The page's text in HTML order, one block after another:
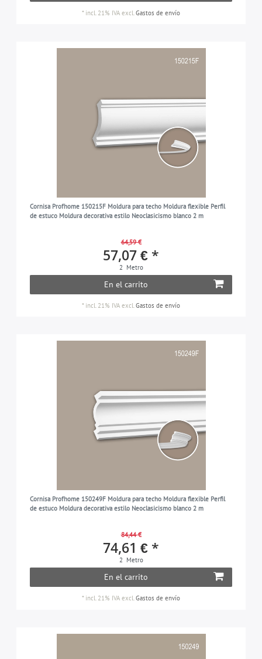
* incl. 21% IVA excl. Gastos de envío
Cornisa Profhome 150215F Moldura para techo Moldura flexible Perfil
de estuco Moldura decorativa estilo Neoclasicismo blanco 2 m
64,59 €
57,07 € *
2 Metro
En el carrito
* incl. 21% IVA excl.Gastos de envío
Cornisa Profhome 150249F Moldura para techo Moldura flexible Perfil
de estuco Moldura decorativa estilo Neoclasicismo blanco 2 m
84,44 €
74,61 € *
2 Metro
En el carrito
* incl. 21% IVA excl.Gastos de envío